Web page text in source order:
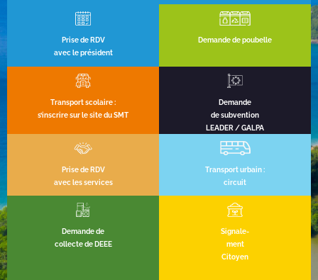
Prise de RDV
avec le président
Demande de poubelle
Transport scolaire :
s’inscrire sur le site du SMT
Demande
de subvention
LEADER / GALPA
Prise de RDV
avec les services
Transport urbain :
circuit
Demande de
collecte de DEEE
Signale-
ment
Citoyen